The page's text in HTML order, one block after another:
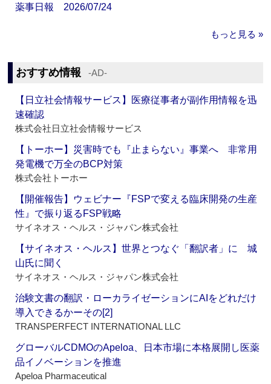
薬事日報 2026/07/24
もっと見る »
おすすめ情報 ‐AD‐
【日立社会情報サービス】医療従事者が副作用情報を迅
速確認
株式会社日立社会情報サービス
【トーホー】災害時でも『止まらない』事業へ 非常用
発電機で万全のBCP対策
株式会社トーホー
【開催報告】ウェビナー『FSPで変える臨床開発の生産
性』で振り返るFSP戦略
サイネオス・ヘルス・ジャパン株式会社
【サイネオス・ヘルス】世界とつなぐ「翻訳者」に 城
山氏に聞く
サイネオス・ヘルス・ジャパン株式会社
治験文書の翻訳・ローカライゼーションにAIをどれだけ
導入できるかーその[2]
TRANSPERFECT INTERNATIONAL LLC
グローバルCDMOのApeloa、日本市場に本格展開し医薬
品イノベーションを推進
Apeloa Pharmaceutical